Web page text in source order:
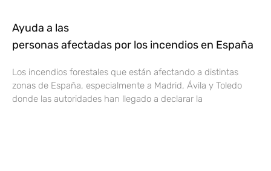
Ayuda a las
personas afectadas por los incendios en España
Los incendios forestales que están afectando a distintas
zonas de España, especialmente a Madrid, Ávila y Toledo
donde las autoridades han llegado a declarar la